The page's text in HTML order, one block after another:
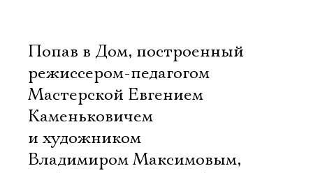
Попав в Дом, построенный
режиссером-педагогом
Мастерской Евгением
Каменьковичем
и художником
Владимиром Максимовым,